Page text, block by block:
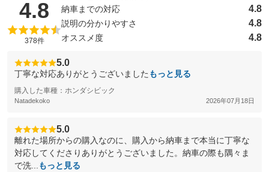
4.8 （5点満点中）
378件
納車までの対応 4.8
説明の分かりやすさ 4.8
オススメ度 4.8
5.0
丁寧な対応ありがとうございました もっと見る
購入した車種：ホンダシビック
Natadekoko 2026年07月18日
5.0
離れた場所からの購入なのに、購入から納車まで本当に丁寧な
対応してくださりありがとうございました。納車の際も隅々ま
で洗...
もっと見る